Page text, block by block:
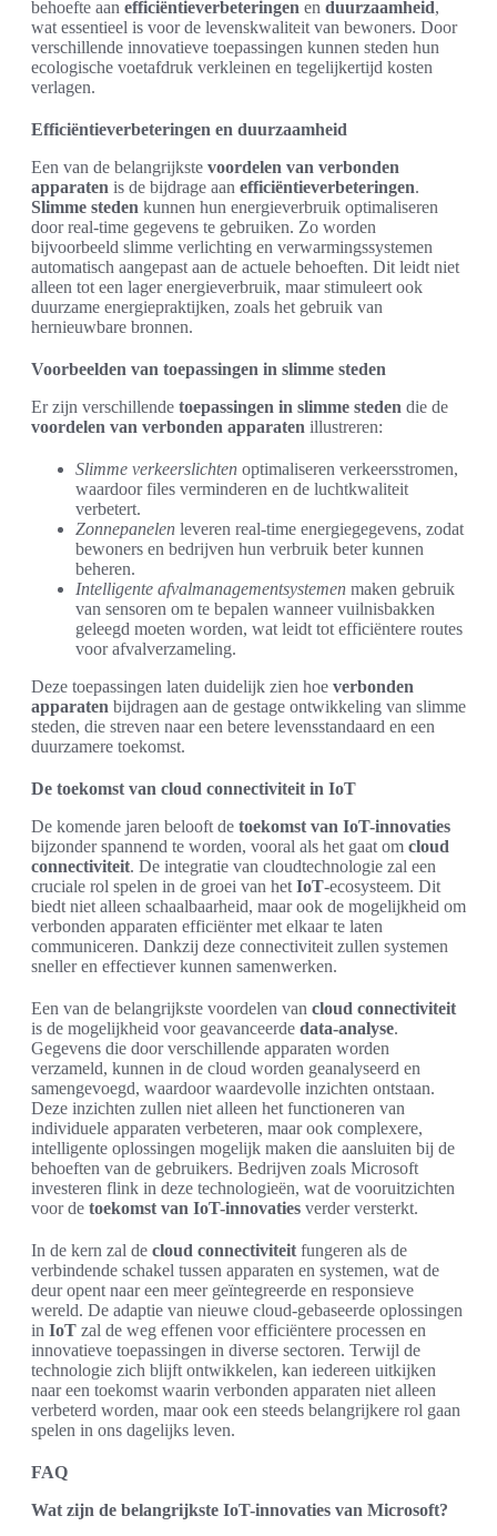
behoefte aan efficiëntieverbeteringen en duurzaamheid,
wat essentieel is voor de levenskwaliteit van bewoners. Door
verschillende innovatieve toepassingen kunnen steden hun
ecologische voetafdruk verkleinen en tegelijkertijd kosten
verlagen.
Efficiëntieverbeteringen en duurzaamheid
Een van de belangrijkste voordelen van verbonden
apparaten is de bijdrage aan efficiëntieverbeteringen.
Slimme steden kunnen hun energieverbruik optimaliseren
door real-time gegevens te gebruiken. Zo worden
bijvoorbeeld slimme verlichting en verwarmingssystemen
automatisch aangepast aan de actuele behoeften. Dit leidt niet
alleen tot een lager energieverbruik, maar stimuleert ook
duurzame energiepraktijken, zoals het gebruik van
hernieuwbare bronnen.
Voorbeelden van toepassingen in slimme steden
Er zijn verschillende toepassingen in slimme steden die de
voordelen van verbonden apparaten illustreren:
Slimme verkeerslichten optimaliseren verkeersstromen,
waardoor files verminderen en de luchtkwaliteit
verbetert.
Zonnepanelen leveren real-time energiegegevens, zodat
bewoners en bedrijven hun verbruik beter kunnen
beheren.
Intelligente afvalmanagementsystemen maken gebruik
van sensoren om te bepalen wanneer vuilnisbakken
geleegd moeten worden, wat leidt tot efficiëntere routes
voor afvalverzameling.
Deze toepassingen laten duidelijk zien hoe verbonden
apparaten bijdragen aan de gestage ontwikkeling van slimme
steden, die streven naar een betere levensstandaard en een
duurzamere toekomst.
De toekomst van cloud connectiviteit in IoT
De komende jaren belooft de toekomst van IoT-innovaties
bijzonder spannend te worden, vooral als het gaat om cloud
connectiviteit. De integratie van cloudtechnologie zal een
cruciale rol spelen in de groei van het IoT-ecosysteem. Dit
biedt niet alleen schaalbaarheid, maar ook de mogelijkheid om
verbonden apparaten efficiënter met elkaar te laten
communiceren. Dankzij deze connectiviteit zullen systemen
sneller en effectiever kunnen samenwerken.
Een van de belangrijkste voordelen van cloud connectiviteit
is de mogelijkheid voor geavanceerde data-analyse.
Gegevens die door verschillende apparaten worden
verzameld, kunnen in de cloud worden geanalyseerd en
samengevoegd, waardoor waardevolle inzichten ontstaan.
Deze inzichten zullen niet alleen het functioneren van
individuele apparaten verbeteren, maar ook complexere,
intelligente oplossingen mogelijk maken die aansluiten bij de
behoeften van de gebruikers. Bedrijven zoals Microsoft
investeren flink in deze technologieën, wat de vooruitzichten
voor de toekomst van IoT-innovaties verder versterkt.
In de kern zal de cloud connectiviteit fungeren als de
verbindende schakel tussen apparaten en systemen, wat de
deur opent naar een meer geïntegreerde en responsieve
wereld. De adaptie van nieuwe cloud-gebaseerde oplossingen
in IoT zal de weg effenen voor efficiëntere processen en
innovatieve toepassingen in diverse sectoren. Terwijl de
technologie zich blijft ontwikkelen, kan iedereen uitkijken
naar een toekomst waarin verbonden apparaten niet alleen
verbeterd worden, maar ook een steeds belangrijkere rol gaan
spelen in ons dagelijks leven.
FAQ
Wat zijn de belangrijkste IoT-innovaties van Microsoft?